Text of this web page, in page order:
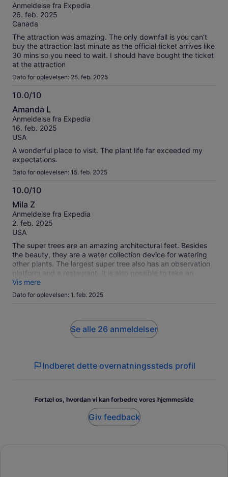
af
10
Anmeldelse fra Expedia
26. feb. 2025
Canada
The attraction was amazing. The only downfall is you can’t
buy the attraction last minute as the official ticket arrives like
30 mins so you need to wait. I should have bought the ticket
at the attraction
Dato for oplevelsen: 25. feb. 2025
10.0/10
10.0
ud
af
10
Amanda L
Anmeldelse fra Expedia
16. feb. 2025
USA
A wonderful place to visit. The plant life far exceeded my
expectations.
Dato for oplevelsen: 15. feb. 2025
10.0/10
10.0
ud
af
10
Mila Z
Anmeldelse fra Expedia
2. feb. 2025
USA
The super trees are an amazing architectural feet. Besides
the beauty, they are a water collection device for watering
other plants. The largest super tree also has an observation
platform and a restaurant. It is also possible to take an
elevator up to the catwalk and walk among the super trees.
However, even though Expedia is charging for this ticket to
the super trees, there is no admission from January 27 to
year. I think I deserve a refund for the ticket price I paid
since Expedia should have known it was free on these dates.
Vis mere
Dato for oplevelsen: 1. feb. 2025
Se alle 26 anmeldelser
Indberet dette overnatningssteds profil
Fortæl os, hvordan vi kan forbedre vores hjemmeside
Giv feedback